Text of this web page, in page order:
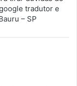
tradutor e
– SP